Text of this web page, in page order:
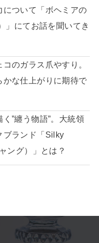
について「ボヘミアの
」にてお話を聞いてき
のガラス爪やすり。
かな仕上がりに期待で
”纏う物語”。大統領
ブランド「Silky
ング）」とは？